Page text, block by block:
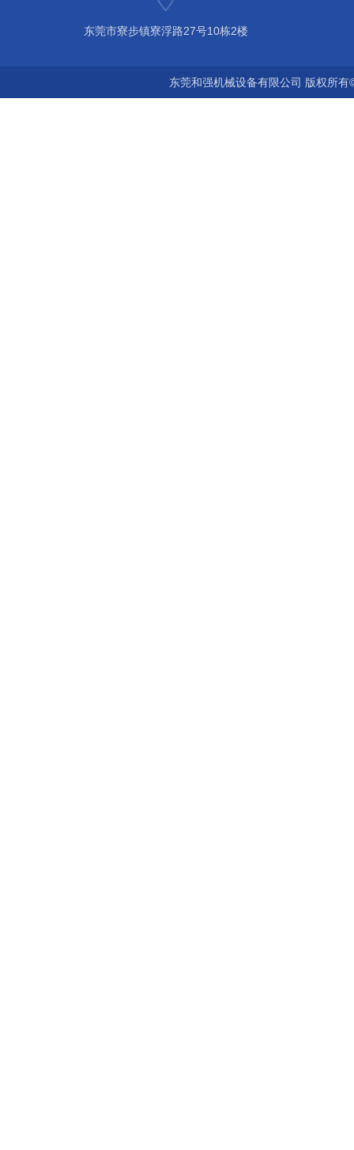
东莞市寮步镇寮浮路27号10栋2楼
东莞和强机械设备有限公司 版权所